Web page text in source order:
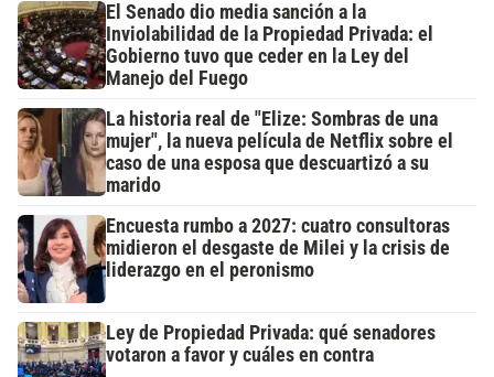
El Senado dio media sanción a la
Inviolabilidad de la Propiedad Privada: el
Gobierno tuvo que ceder en la Ley del
Manejo del Fuego
La historia real de "Elize: Sombras de una
mujer", la nueva película de Netflix sobre el
caso de una esposa que descuartizó a su
marido
Encuesta rumbo a 2027: cuatro consultoras
midieron el desgaste de Milei y la crisis de
liderazgo en el peronismo
Ley de Propiedad Privada: qué senadores
votaron a favor y cuáles en contra